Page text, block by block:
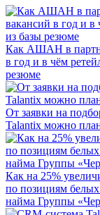
Как АШАН в
в год и в чём
резюме
От заявки на
Talantix можно
Как на 25%
по позициям белых
найма Группы